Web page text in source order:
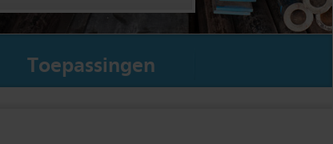
Toepassingen